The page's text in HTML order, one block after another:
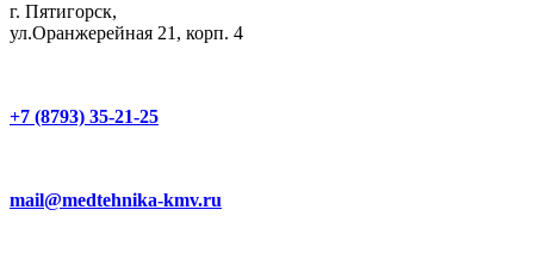
г. Пятигорск,
ул.Оранжерейная 21, корп. 4
+7 (8793) 35-21-25
mail@medtehnika-kmv.ru